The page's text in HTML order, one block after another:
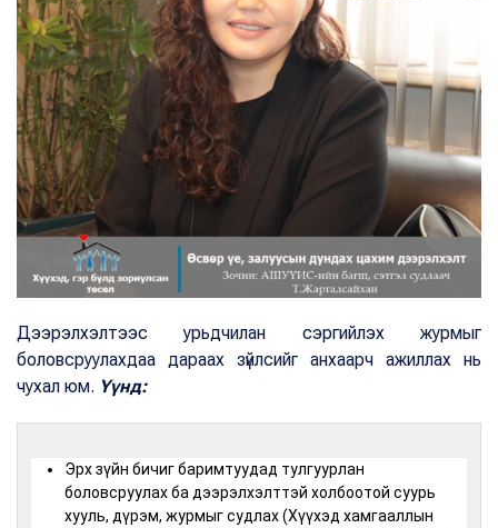
Дээрэлхэлтээс урьдчилан сэргийлэх журмыг
боловсруулахдаа дараах зүйлсийг анхаарч ажиллах нь
чухал юм. Үүнд:
Эрх зүйн бичиг баримтуудад тулгуурлан
боловсруулах ба дээрэлхэлттэй холбоотой суурь
хууль, дүрэм, журмыг судлах (Хүүхэд хамгааллын